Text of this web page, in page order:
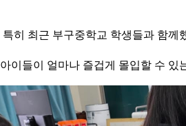
특히 최근 부구중학교 학생들과 함
아이들이 얼마나 즐겁게 몰입할 수